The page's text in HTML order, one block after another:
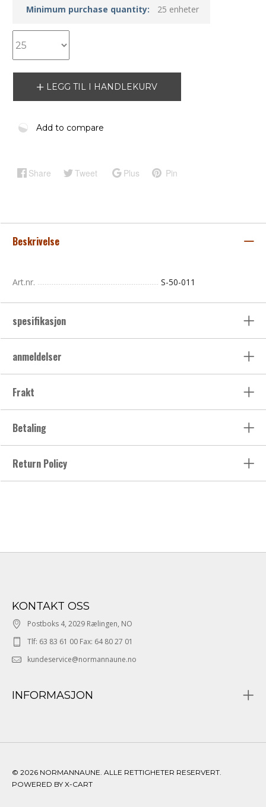
Minimum purchase quantity: 25 enheter
LEGG TIL I HANDLEKURV
Add to compare
Share Tweet Plus Pin
Beskrivelse
Art.nr. S-50-011
spesifikasjon
anmeldelser
Frakt
Betaling
Return Policy
KONTAKT OSS
Postboks 4, 2029 Rælingen, NO
Tlf: 63 83 61 00 Fax: 64 80 27 01
kundeservice@normannaune.no
INFORMASJON
© 2026 NORMANNAUNE. ALLE RETTIGHETER RESERVERT.
POWERED BY X-CART